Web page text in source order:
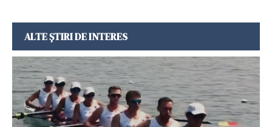
ALTE ȘTIRI DE INTERES